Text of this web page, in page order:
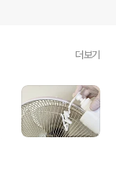
더보기